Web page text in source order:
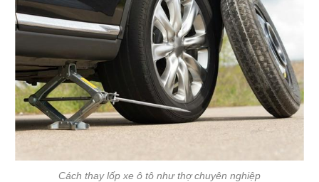
Cách thay lốp xe ô tô như thợ chuyên nghiệp